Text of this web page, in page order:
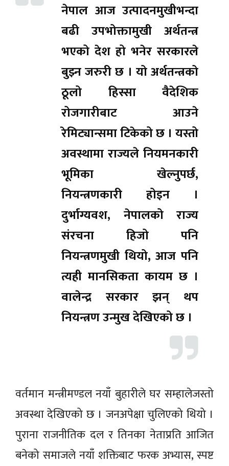
नेपाल आज उत्पादनमुखीभन्दा
बढी उपभोक्तामुखी अर्थतन्त्र
भएको देश हो भनेर सरकारले
बुझ्न जरुरी छ । यो अर्थतन्त्रको
ठूलो हिस्सा वैदेशिक
रोजगारीबाट आउने
रेमिट्यान्समा टिकेको छ । यस्तो
अवस्थामा राज्यले नियमनकारी
भूमिका खेल्नुपर्छ,
नियन्त्रणकारी होइन ।
दुर्भाग्यवश, नेपालको राज्य
संरचना हिजो पनि
नियन्त्रणमुखी थियो, आज पनि
त्यही मानसिकता कायम छ ।
वालेन्द्र सरकार झन् थप
नियन्त्रण उन्मुख देखिएको छ ।
वर्तमान मन्त्रीमण्डल नयाँ बुहारीले घर सम्हालेजस्तो
अवस्था देखिएको छ । जनअपेक्षा चुलिएको थियो ।
पुराना राजनीतिक दल र तिनका नेताप्रति आजित
बनेको समाजले नयाँ शक्तिबाट फरक अभ्यास, स्पष्ट